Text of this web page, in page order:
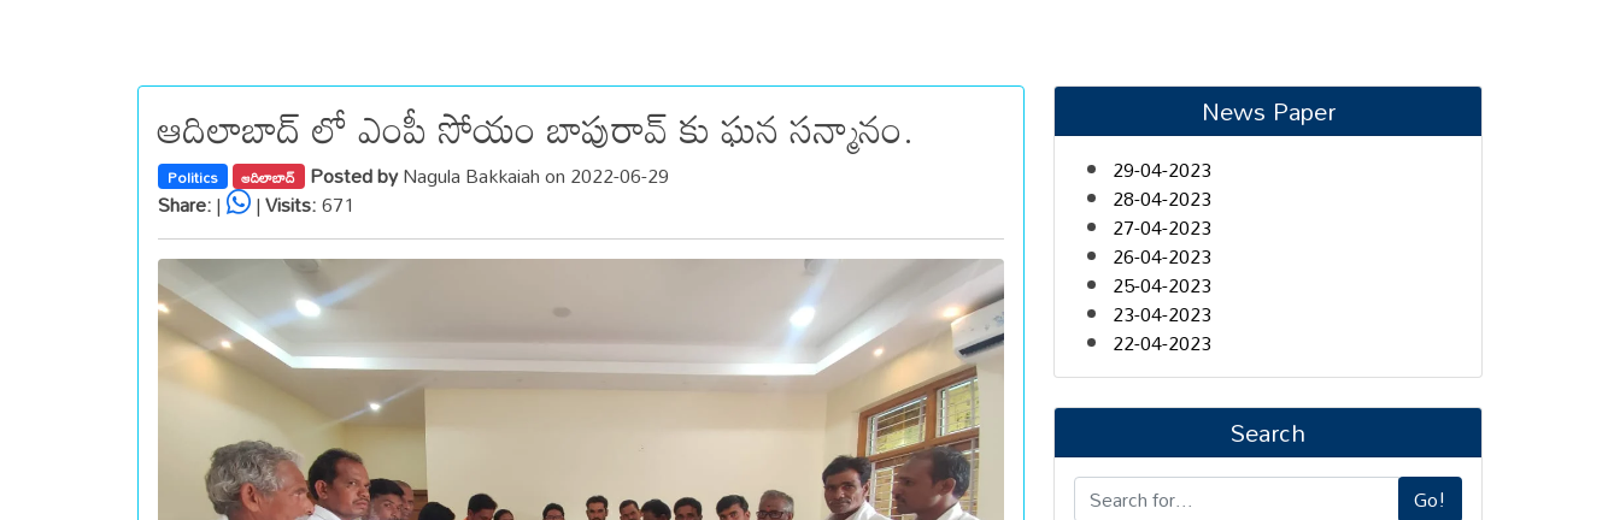
ఆదిలాబాద్ లో ఎంపీ సోయం బాపురావ్ కు ఘన సన్మానం.
Politics ఆదిలాబాద్ Posted byNagula Bakkaiah on 2022-06-29
Share:| |Visits:671
News Paper
29-04-2023
28-04-2023
27-04-2023
26-04-2023
25-04-2023
23-04-2023
22-04-2023
Search
Go!